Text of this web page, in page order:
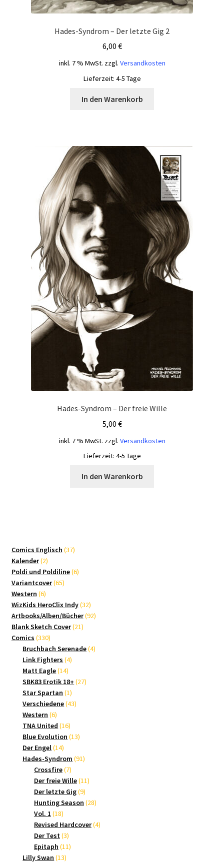
Hades-Syndrom – Der letzte Gig 2
6,00 €
inkl. 7 % MwSt. zzgl. Versandkosten
Lieferzeit: 4-5 Tage
In den Warenkorb
Hades-Syndrom – Der freie Wille
5,00 €
inkl. 7 % MwSt. zzgl. Versandkosten
Lieferzeit: 4-5 Tage
In den Warenkorb
Comics Englisch 3737
Kalender 22
Produkte
Poldi und Poldiline 66
Variantcover 6565
Western 66
Produkte
WizKids HeroClix Indy 3232
Produkte
Artbooks/Alben/Bücher 9292
Blank Sketch Cover 2121
Comics 330330
Produkte
Bruchbach Serenade 44
Link Fighters 44
Matt Eagle 1414
Produkte
SBK83 Erotik 18+ 2727
Star Spartan 11
Produkt
Verschiedene 4343
Western 66
Produkte
TNA United 1616
Produkte
Blue Evolution 1313
Der Engel 1414
Produkte
Hades-Syndrom 9191
Crossfire 77
Produkte
Der freie Wille 1111
Der letzte Gig 99
Produkte
Hunting Season 2828
Vol. 1 1818
Produkte
Revised Hardcover 44
Der Test 33
Produkte
Epitaph 1111
Lilly Swan 1313